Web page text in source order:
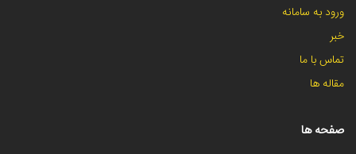
ورود به سامانه
خبر
تماس با ما
مقاله ها
صفحه ها